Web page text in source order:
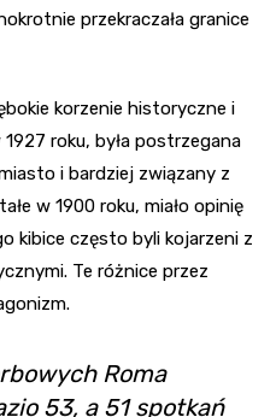
przekraczała granice
korzenie historyczne i
1927 roku, była postrzegana
i bardziej związany z
w 1900 roku, miało opinię
kibice często byli kojarzeni z
Te różnice przez
Roma
53, a 51 spotkań